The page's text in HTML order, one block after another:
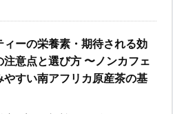
ィーの栄養素・期待される効
注意点と選び方 〜ノンカフェ
やすい南アフリカ原産茶の基